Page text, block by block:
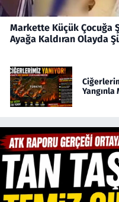
Markette Küçük Çocuğa
Ayağa Kaldıran Olayda